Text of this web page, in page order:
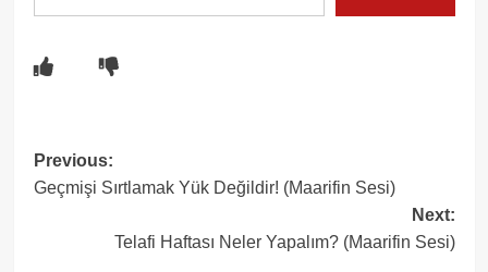
Post
navigation
Previous:
Geçmişi Sırtlamak Yük Değildir! (Maarifin Sesi)
Next:
Telafi Haftası Neler Yapalım? (Maarifin Sesi)